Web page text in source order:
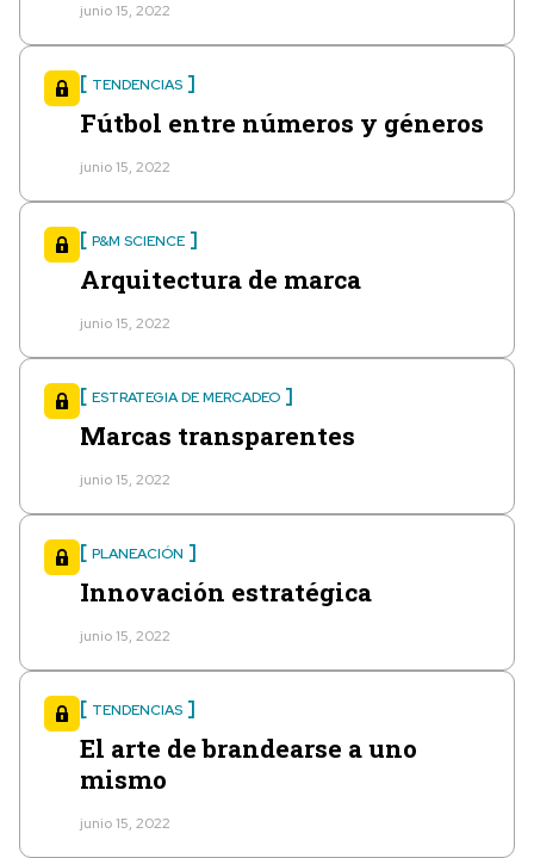
junio 15, 2022
TENDENCIAS
Fútbol entre números y géneros
junio 15, 2022
P&M SCIENCE
Arquitectura de marca
junio 15, 2022
ESTRATEGIA DE MERCADEO
Marcas transparentes
junio 15, 2022
PLANEACIÓN
Innovación estratégica
junio 15, 2022
TENDENCIAS
El arte de brandearse a uno
mismo
junio 15, 2022